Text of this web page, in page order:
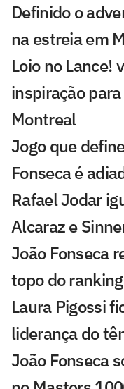
Definido o
na estreia em
Loio no Lance!
inspiração
Montreal
Jogo que
Fonseca é
Rafael Jodar
Alcaraz e
João Fonseca
topo do ranking
Laura Pigossi
liderança do
João Fonseca